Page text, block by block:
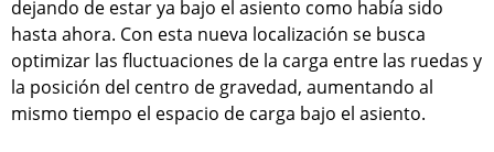
dejando de estar ya bajo el asiento como había sido
hasta ahora. Con esta nueva localización se busca
optimizar las fluctuaciones de la carga entre las ruedas y
la posición del centro de gravedad, aumentando al
mismo tiempo el espacio de carga bajo el asiento.